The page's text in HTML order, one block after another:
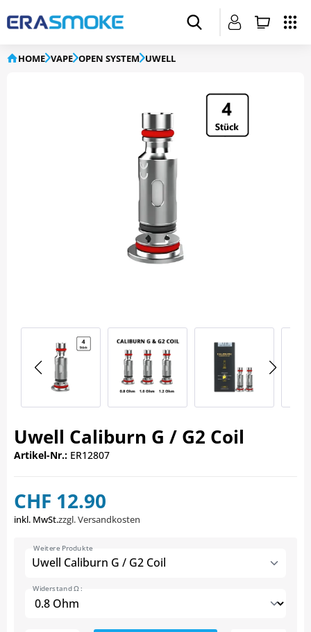
HOME VAPE OPEN SYSTEM UWELL
Uwell Caliburn G / G2 Coil
Artikel-Nr.: ER12807
CHF 12.90
inkl. MwSt.zzgl. Versandkosten
Uwell Caliburn G / G2 Coil
Weitere Produkte
Widerstand Ω :